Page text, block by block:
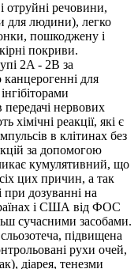
отруйні речовини,
для людини), легко
пошкоджену і
покриви.
2A - 2B за
для
передачі нервових
хімічні реакції, які є
в клітинах без
за допомогою
кумулятивний, що
цих причин, а так
при дозуванні на
і США від ФОС
сучасними засобами.
підвищена
рухи очей,
діарея, тенезми